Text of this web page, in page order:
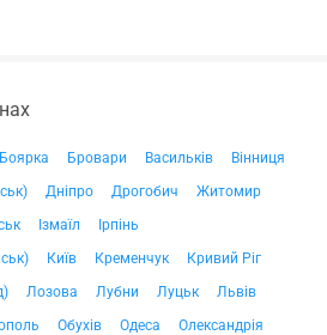
Боярка Бровари Васильків
Вінниця
Дніпро Дрогобич
Житомир
Ізмаїл
Ірпінь
Київ Кременчук
Кривий Ріг
Лозова Лубни Луцьк
Львів
Обухів Одеса
Олександрія